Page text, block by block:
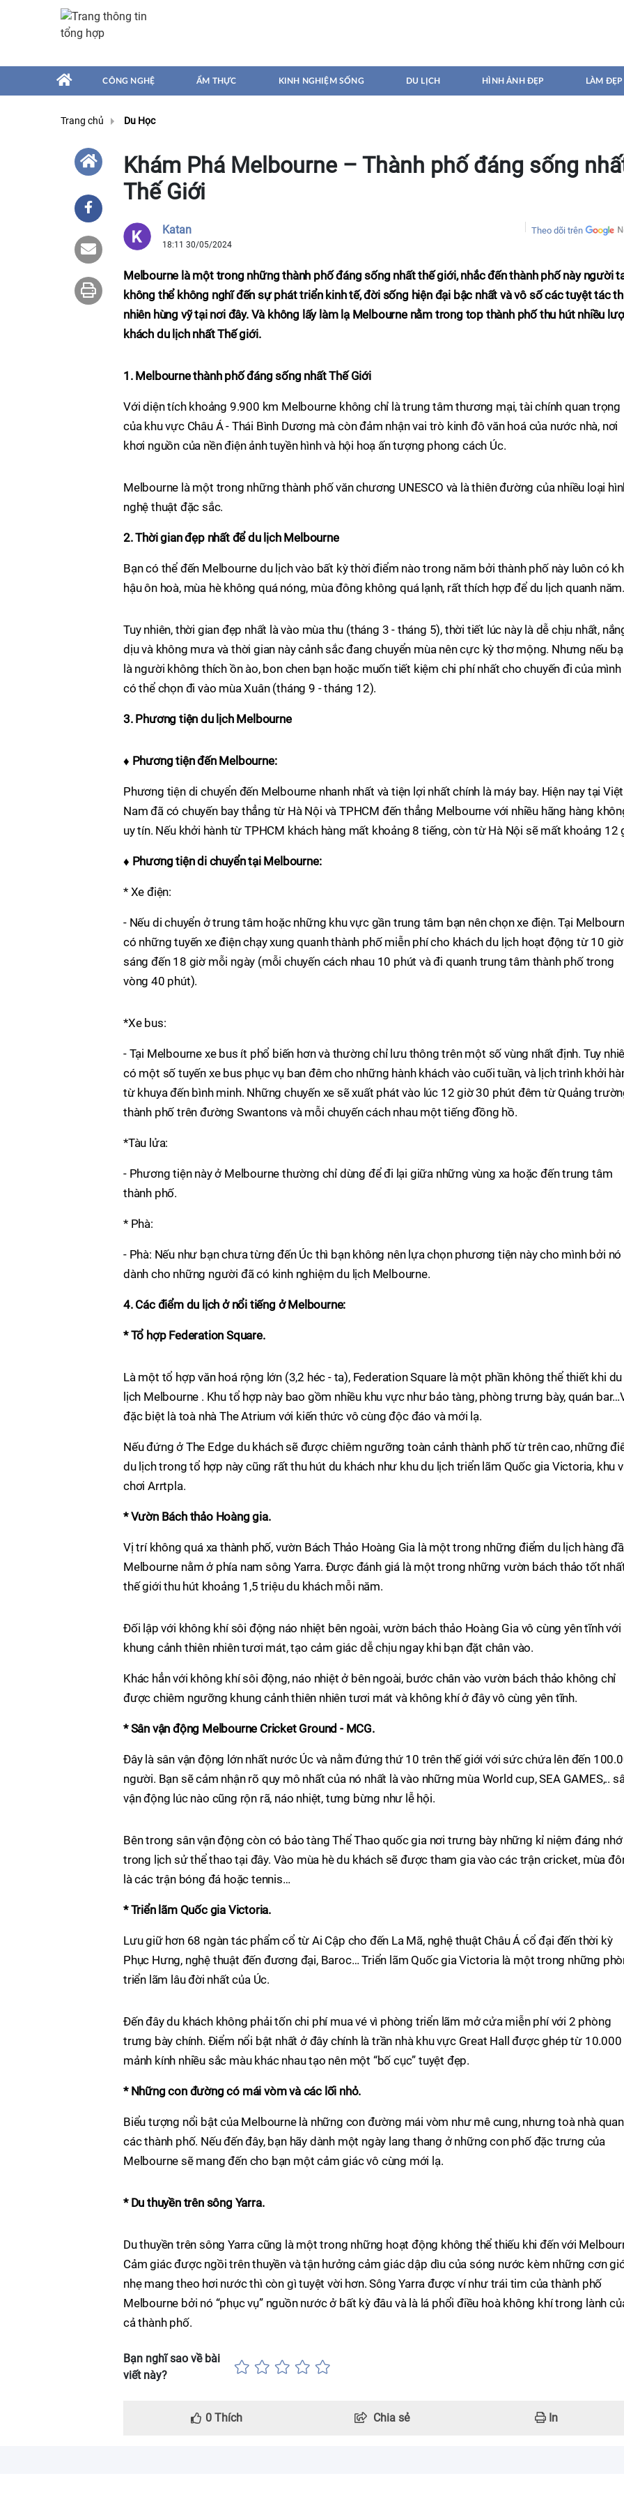
CÔNG NGHỆ ẨM THỰC KINH NGHIỆM SỐNG DU LỊCH HÌNH ẢNH ĐẸP LÀM ĐẸP
Trang chủ Du Học
Khám Phá Melbourne – Thành phố đáng sống
Thế Giới
Katan
18:11 30/05/2024
Theo dõi trên
Melbourne là một trong những thành phố đáng sống nhất thế giới, nhắc đến thành phố này người
không thể không nghĩ đến sự phát triển kinh tế, đời sống hiện đại bậc nhất và vô số các tuyệt tác
nhiên hùng vỹ tại nơi đây. Và không lấy làm lạ Melbourne nằm trong top thành phố thu hút nhiều
khách du lịch nhất Thế giới.
1. Melbourne thành phố đáng sống nhất Thế Giới
Với diện tích khoảng 9.900 km Melbourne không chỉ là trung tâm thương mại, tài chính quan trọng
của khu vực Châu Á - Thái Bình Dương mà còn đảm nhận vai trò kinh đô văn hoá của nước nhà, nơi
khơi nguồn của nền điện ảnh tuyền hình và hội hoạ ấn tượng phong cách Úc.
Melbourne là một trong những thành phố văn chương UNESCO và là thiên đường của nhiều loại
nghệ thuật đặc sắc.
2. Thời gian đẹp nhất để du lịch Melbourne
Bạn có thể đến Melbourne du lịch vào bất kỳ thời điểm nào trong năm bởi thành phố này luôn có
hậu ôn hoà, mùa hè không quá nóng, mùa đông không quá lạnh, rất thích hợp để du lịch quanh năm.
Tuy nhiên, thời gian đẹp nhất là vào mùa thu (tháng 3 - tháng 5), thời tiết lúc này là dễ chịu nhất,
dịu và không mưa và thời gian này cảnh sắc đang chuyển mùa nên cực kỳ thơ mộng. Nhưng nếu
là người không thích ồn ào, bon chen bạn hoặc muốn tiết kiệm chi phí nhất cho chuyến đi của mình
có thể chọn đi vào mùa Xuân (tháng 9 - tháng 12).
3. Phương tiện du lịch Melbourne
♦ Phương tiện đến Melbourne:
Phương tiện di chuyển đến Melbourne nhanh nhất và tiện lợi nhất chính là máy bay. Hiện nay tại Việt
Nam đã có chuyến bay thẳng từ Hà Nội và TPHCM đến thẳng Melbourne với nhiều hãng hàng
uy tín. Nếu khởi hành từ TPHCM khách hàng mất khoảng 8 tiếng, còn từ Hà Nội sẽ mất khoảng 12
♦ Phương tiện di chuyển tại Melbourne:
* Xe điện:
- Nếu di chuyển ở trung tâm hoặc những khu vực gần trung tâm bạn nên chọn xe điện. Tại
có những tuyến xe điện chạy xung quanh thành phố miễn phí cho khách du lịch hoạt động từ 10 giờ
sáng đến 18 giờ mỗi ngày (mỗi chuyến cách nhau 10 phút và đi quanh trung tâm thành phố trong
vòng 40 phút).
*Xe bus:
- Tại Melbourne xe bus ít phổ biến hơn và thường chỉ lưu thông trên một số vùng nhất định. Tuy
có một số tuyến xe bus phục vụ ban đêm cho những hành khách vào cuối tuần, và lịch trình khởi
từ khuya đến bình minh. Những chuyến xe sẽ xuất phát vào lúc 12 giờ 30 phút đêm từ Quảng
thành phố trên đường Swantons và mỗi chuyến cách nhau một tiếng đồng hồ.
*Tàu lửa:
- Phương tiện này ở Melbourne thường chỉ dùng để đi lại giữa những vùng xa hoặc đến trung tâm
thành phố.
* Phà:
- Phà: Nếu như bạn chưa từng đến Úc thì bạn không nên lựa chọn phương tiện này cho mình bởi nó
dành cho những người đã có kinh nghiệm du lịch Melbourne.
4. Các điểm du lịch ở nổi tiếng ở Melbourne:
* Tổ hợp Federation Square.
Là một tổ hợp văn hoá rộng lớn (3,2 héc - ta), Federation Square là một phần không thể thiết khi du
lịch Melbourne . Khu tổ hợp này bao gồm nhiều khu vực như bảo tàng, phòng trưng bày, quán
đặc biệt là toà nhà The Atrium với kiến thức vô cùng độc đáo và mới lạ.
Nếu đứng ở The Edge du khách sẽ được chiêm ngưỡng toàn cảnh thành phố từ trên cao, những
du lịch trong tổ hợp này cũng rất thu hút du khách như khu du lịch triển lãm Quốc gia Victoria, khu
chơi Arrtpla.
* Vườn Bách thảo Hoàng gia.
Vị trí không quá xa thành phố, vườn Bách Thảo Hoàng Gia là một trong những điểm du lịch hàng
Melbourne nằm ở phía nam sông Yarra. Được đánh giá là một trong những vườn bách thảo tốt
thế giới thu hút khoảng 1,5 triệu du khách mỗi năm.
Đối lập với không khí sôi động náo nhiệt bên ngoài, vườn bách thảo Hoàng Gia vô cùng yên tĩnh với
khung cảnh thiên nhiên tươi mát, tạo cảm giác dễ chịu ngay khi bạn đặt chân vào.
Khác hẳn với không khí sôi động, náo nhiệt ở bên ngoài, bước chân vào vườn bách thảo không chỉ
được chiêm ngưỡng khung cảnh thiên nhiên tươi mát và không khí ở đây vô cùng yên tĩnh.
* Sân vận động Melbourne Cricket Ground - MCG.
Đây là sân vận động lớn nhất nước Úc và nằm đứng thứ 10 trên thế giới với sức chứa lên đến
người. Bạn sẽ cảm nhận rõ quy mô nhất của nó nhất là vào những mùa World cup, SEA GAMES,..
vận động lúc nào cũng rộn rã, náo nhiệt, tưng bừng như lễ hội.
Bên trong sân vận động còn có bảo tàng Thể Thao quốc gia nơi trưng bày những kỉ niệm đáng nhớ
trong lịch sử thể thao tại đây. Vào mùa hè du khách sẽ được tham gia vào các trận cricket, mùa
là các trận bóng đá hoặc tennis…
* Triển lãm Quốc gia Victoria.
Lưu giữ hơn 68 ngàn tác phẩm cổ từ Ai Cập cho đến La Mã, nghệ thuật Châu Á cổ đại đến thời kỳ
Phục Hưng, nghệ thuật đến đương đại, Baroc… Triển lãm Quốc gia Victoria là một trong những
triển lãm lâu đời nhất của Úc.
Đến đây du khách không phải tốn chi phí mua vé vì phòng triển lãm mở cửa miễn phí với 2 phòng
trưng bày chính. Điểm nổi bật nhất ở đây chính là trần nhà khu vực Great Hall được ghép từ 10.000
mảnh kính nhiều sắc màu khác nhau tạo nên một “bố cục” tuyệt đẹp.
* Những con đường có mái vòm và các lối nhỏ.
Biểu tượng nổi bật của Melbourne là những con đường mái vòm như mê cung, nhưng toà nhà
các thành phố. Nếu đến đây, bạn hãy dành một ngày lang thang ở những con phố đặc trưng của
Melbourne sẽ mang đến cho bạn một cảm giác vô cùng mới lạ.
* Du thuyền trên sông Yarra.
Du thuyền trên sông Yarra cũng là một trong những hoạt động không thể thiếu khi đến với
Cảm giác được ngồi trên thuyền và tận hưởng cảm giác dập dìu của sóng nước kèm những cơn
nhẹ mang theo hơi nước thì còn gì tuyệt vời hơn. Sông Yarra được ví như trái tim của thành phố
Melbourne bởi nó “phục vụ” nguồn nước ở bất kỳ đâu và là lá phổi điều hoà không khí trong lành
cả thành phố.
Bạn nghĩ sao về bài
viết này?
0 Thích Chia sẻ In